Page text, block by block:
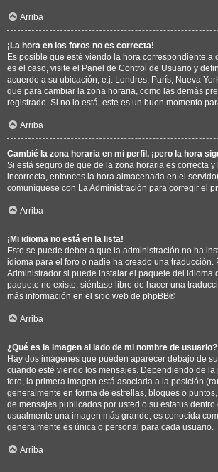
Arriba
¡La hora en los foros no es correcta!
Es posible que esté viendo la hora correspondiente a
es el caso, visite el Panel de Control de Usuario y
acuerdo a su ubicación, e.j. Londres, París, Nueva
que para cambiar la zona horaria, como las demás
registrado. Si no lo está, este es un buen momento
Arriba
Cambié la zona horaria en mi perfil, ¡pero la hora
Si está seguro de que de la zona horaria es correcta
incorrecta, entonces la hora almacenada en el
comuníquese con La Administración para corregir el
Arriba
¡Mi idioma no está en la lista!
Esto se puede deber a que la administración no ha
idioma para el foro o nadie ha creado una traducción.
Administrador si puede instalar el paquete del idioma
paquete no existe, siéntase libre de hacer una
más información en el sitio web de phpBB®
Arriba
¿Qué es la imagen al lado de mi nombre de usuario?
Hay dos imágenes que pueden aparecer debajo de
cuando esté viendo los mensajes. Dependiendo de
foro, la primera imagen está asociada a la posición
generalmente en forma de estrellas, bloques o
de mensajes publicados por usted o su estatus dentro
usualmente una imagen más grande, es conocida
generalmente es única o personal para cada usuario.
Arriba